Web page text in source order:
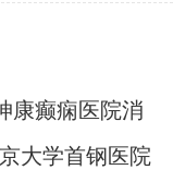
癫痫医院消
大学首钢医院